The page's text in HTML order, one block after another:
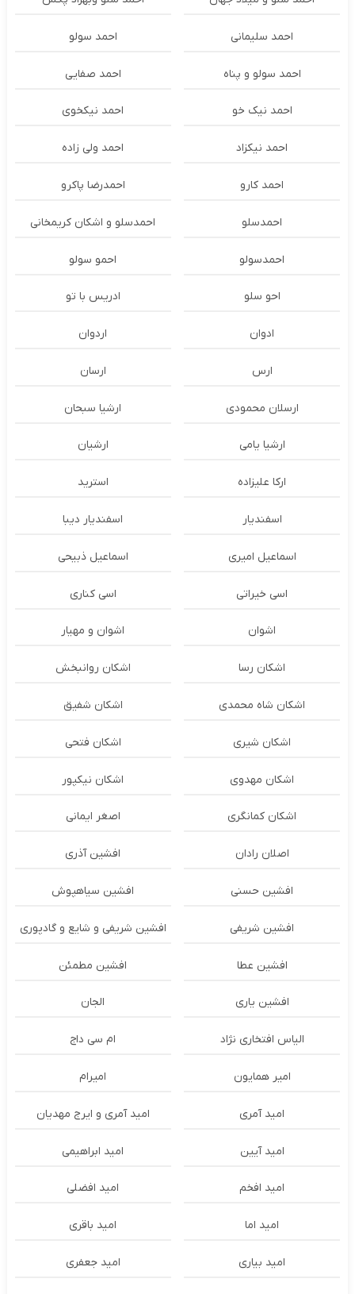
احمد سلیمانی احمد سولو
احمد سولو و پناه احمد صفایی
احمد نیک خو احمد نیکخوی
احمد نیکزاد احمد ولی زاده
احمد کارو احمدرضا پاکرو
احمدسلو احمدسلو و اشکان کریمخانی
احمدسولو احمو سولو
احو سلو ادریس با تو
ادوان اردوان
ارس ارسان
ارسلان محمودی ارشیا سبحان
ارشیا یامی ارشیان
ارکا علیزاده استرید
اسفندیار اسفندیار دیبا
اسماعیل امیری اسماعیل ذبیحی
اسی خیراتی اسی کناری
اشوان اشوان و مهیار
اشکان رسا اشکان روانبخش
اشکان شاه محمدی اشکان شفیق
اشکان شیری اشکان فتحی
اشکان مهدوی اشکان نیکپور
اشکان‌ کمانگری اصغر ایمانی
اصلان رادان افشین آذری
افشین حسنی افشین سیاهپوش
افشین شریفی افشین شریفی و شایع و گادپوری
افشین عطا افشین مطمئن
افشین یاری الجان
الیاس افتخاری نژاد ام سی داج
امير همايون اميرام
امید آمری امید آمری و ایرج مهدیان
امید آیین امید ابراهیمی
امید افخم امید افضلی
امید اما امید باقری
امید بیاری امید جعفری